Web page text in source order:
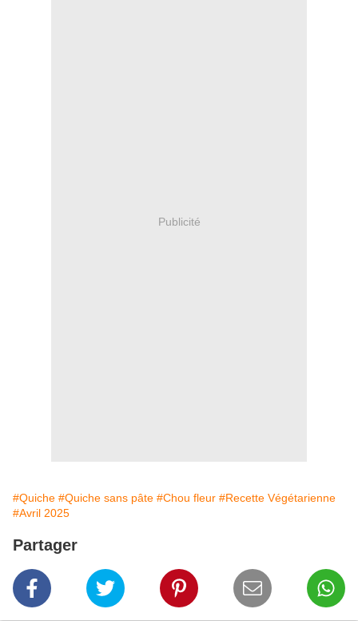
Publicité
#Quiche #Quiche sans pâte #Chou fleur #Recette Végétarienne
#Avril 2025
Partager